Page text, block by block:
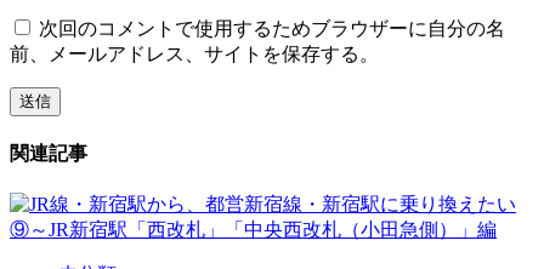
次回のコメントで使用するためブラウザーに自分の名
前、メールアドレス、サイトを保存する。
関連記事